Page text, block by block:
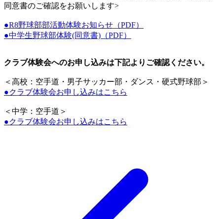
同意書のご確認をお願いします>
●R8野球部部活動体験お知らせ（PDF）
●中学生野球部体験(同意書)（PDF）
クラブ体験会へのお申し込みは下記よりご確認ください。
＜高校：空手道・男子サッカー部・ダンス・硬式野球部＞
●クラブ体験会お申し込みはこちら
＜中学：空手道＞
●クラブ体験会お申し込みはこちら